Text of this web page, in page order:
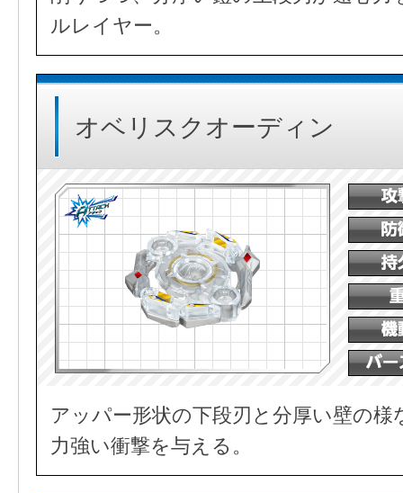
ルレイヤー。
オベリスクオーディン
アッパー形状の下段刃と分厚い壁の
力強い衝撃を与える。